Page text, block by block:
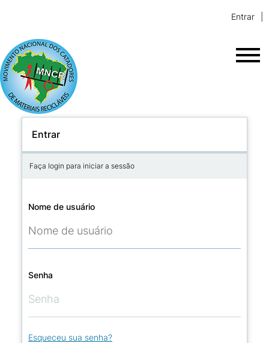
Entrar
Entrar
Faça login para iniciar a sessão
Nome de usuário
Senha
Esqueceu sua senha?